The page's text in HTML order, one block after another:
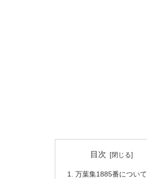
目次
万葉集1885番について